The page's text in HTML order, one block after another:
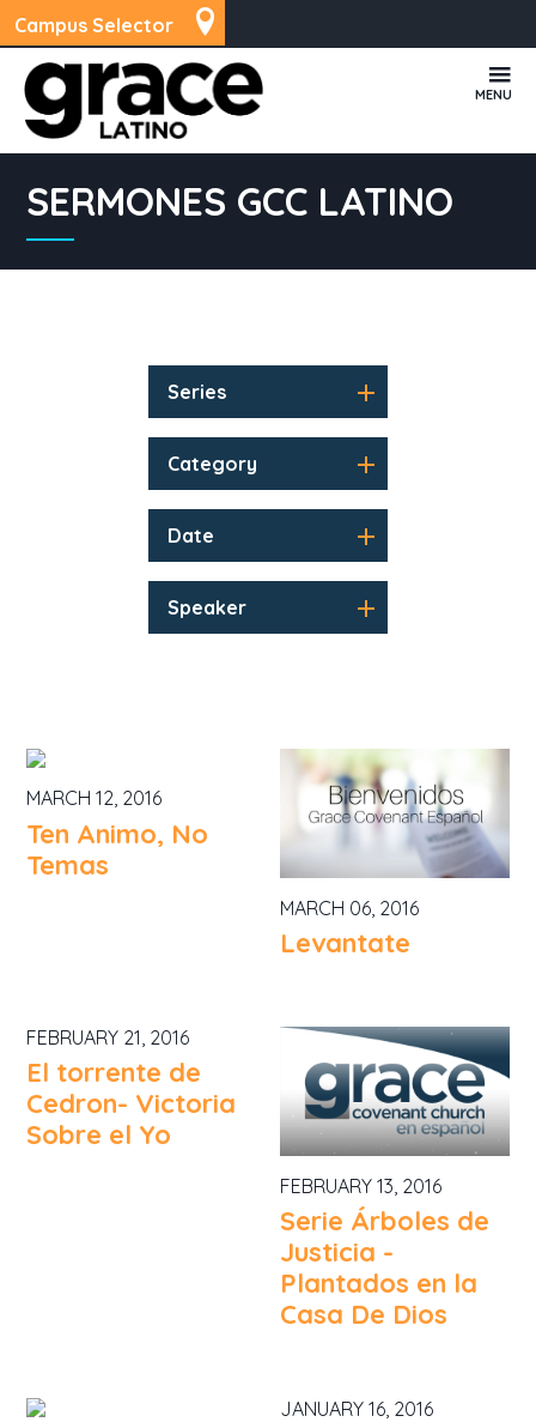
Campus Selector
MENU
SERMONES GCC LATINO
Series
Category
Date
Speaker
MARCH 12, 2016
Ten Animo, No
Temas
MARCH 06, 2016
Levantate
FEBRUARY 21, 2016
El torrente de
Cedron- Victoria
Sobre el Yo
FEBRUARY 13, 2016
Serie Árboles de
Justicia -
Plantados en la
Casa De Dios
JANUARY 16, 2016